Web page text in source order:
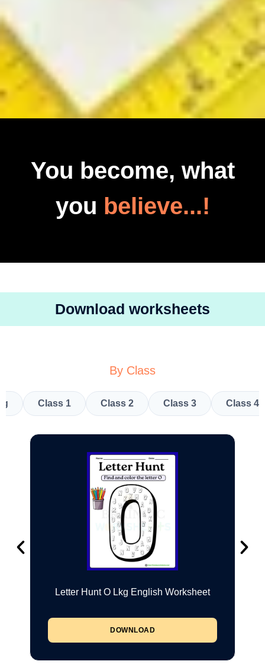
You become, what
you believe...!
Download worksheets
By Class
Class 1 Class 2 Class 3 Class 4
Letter Hunt O Lkg English Worksheet
DOWNLOAD